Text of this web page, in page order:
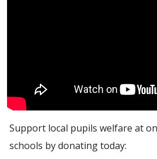
Support local pupils welfare at
schools by donating today: